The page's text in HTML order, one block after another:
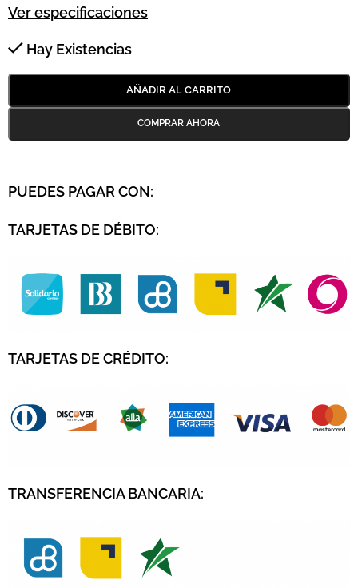
Ver especificaciones
Hay Existencias
AÑADIR AL CARRITO
PUEDES PAGAR CON:
TARJETAS DE DÉBITO:
TARJETAS DE CRÉDITO:
TRANSFERENCIA BANCARIA: